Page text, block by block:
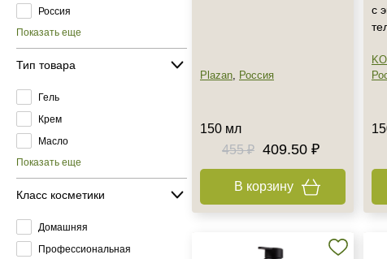
Россия
Показать еще
Тип товара
Гель
Крем
Масло
Показать еще
Класс косметики
Домашняя
Профессиональная
Plazan, Россия
150 мл
455 ₽ 409.50 ₽
В корзину
с